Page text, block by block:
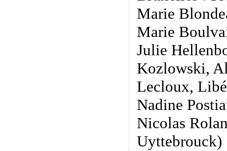
Marie
Marie
Julie
Kozlowski,
Lecloux,
Nadine
Nicolas
Uyttebrouck)